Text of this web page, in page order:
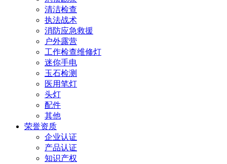
清洁检查
执法战术
消防应急救援
户外露营
工作检查维修灯
迷你手电
玉石检测
医用笔灯
头灯
配件
其他
荣誉资质
企业认证
产品认证
知识产权